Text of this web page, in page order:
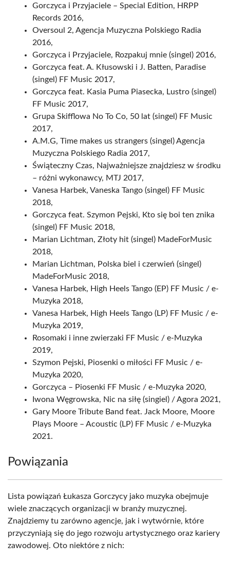
Gorczyca i Przyjaciele – Special Edition, HRPP
Records 2016,
Oversoul 2, Agencja Muzyczna Polskiego Radia
2016,
Gorczyca i Przyjaciele, Rozpakuj mnie (singel) 2016,
Gorczyca feat. A. Kłusowski i J. Batten, Paradise
(singel) FF Music 2017,
Gorczyca feat. Kasia Puma Piasecka, Lustro (singel)
FF Music 2017,
Grupa Skifflowa No To Co, 50 lat (singel) FF Music
2017,
A.M.G, Time makes us strangers (singel) Agencja
Muzyczna Polskiego Radia 2017,
Świąteczny Czas, Najważniejsze znajdziesz w środku
– różni wykonawcy, MTJ 2017,
Vanesa Harbek, Vaneska Tango (singel) FF Music
2018,
Gorczyca feat. Szymon Pejski, Kto się boi ten znika
(singel) FF Music 2018,
Marian Lichtman, Złoty hit (singel) MadeForMusic
2018,
Marian Lichtman, Polska biel i czerwień (singel)
MadeForMusic 2018,
Vanesa Harbek, High Heels Tango (EP) FF Music / e-
Muzyka 2018,
Vanesa Harbek, High Heels Tango (LP) FF Music / e-
Muzyka 2019,
Rosomaki i inne zwierzaki FF Music / e-Muzyka
2019,
Szymon Pejski, Piosenki o miłości FF Music / e-
Muzyka 2020,
Gorczyca – Piosenki FF Music / e-Muzyka 2020,
Iwona Węgrowska, Nic na siłę (singiel) / Agora 2021,
Gary Moore Tribute Band feat. Jack Moore, Moore
Plays Moore – Acoustic (LP) FF Music / e-Muzyka
2021.
Powiązania
Lista powiązań Łukasza Gorczycy jako muzyka obejmuje
wiele znaczących organizacji w branży muzycznej.
Znajdziemy tu zarówno agencje, jak i wytwórnie, które
przyczyniają się do jego rozwoju artystycznego oraz kariery
zawodowej. Oto niektóre z nich: